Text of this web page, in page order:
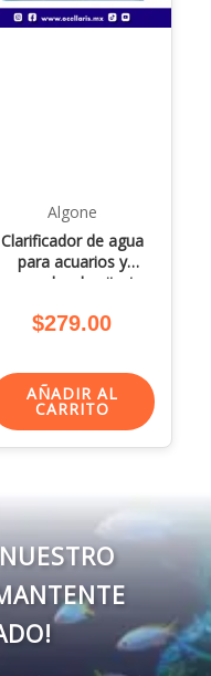
Algone
Clarificador de agua
para acuarios y
removedor de nitratos
$279.00
AÑADIR AL
CARRITO